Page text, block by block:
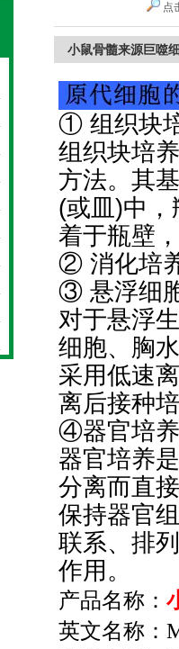
点
小鼠骨髓来源巨噬
① 组织块
组织块培
方法。其
(或皿)中
着于瓶壁
② 消化培
③ 悬浮细
对于悬浮
细胞、胸
采用低速
离后接种
④器官培养
器官培养
分离而直
保持器官
联系、排
作用。
产品名称：
英文名称：